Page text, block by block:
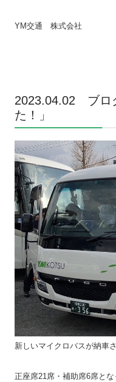
YM交通 株式会社
代表取締
2023.04.02 ブロ
た！」
新しいマイクロバスが納車
正座席21席・補助席6席とな